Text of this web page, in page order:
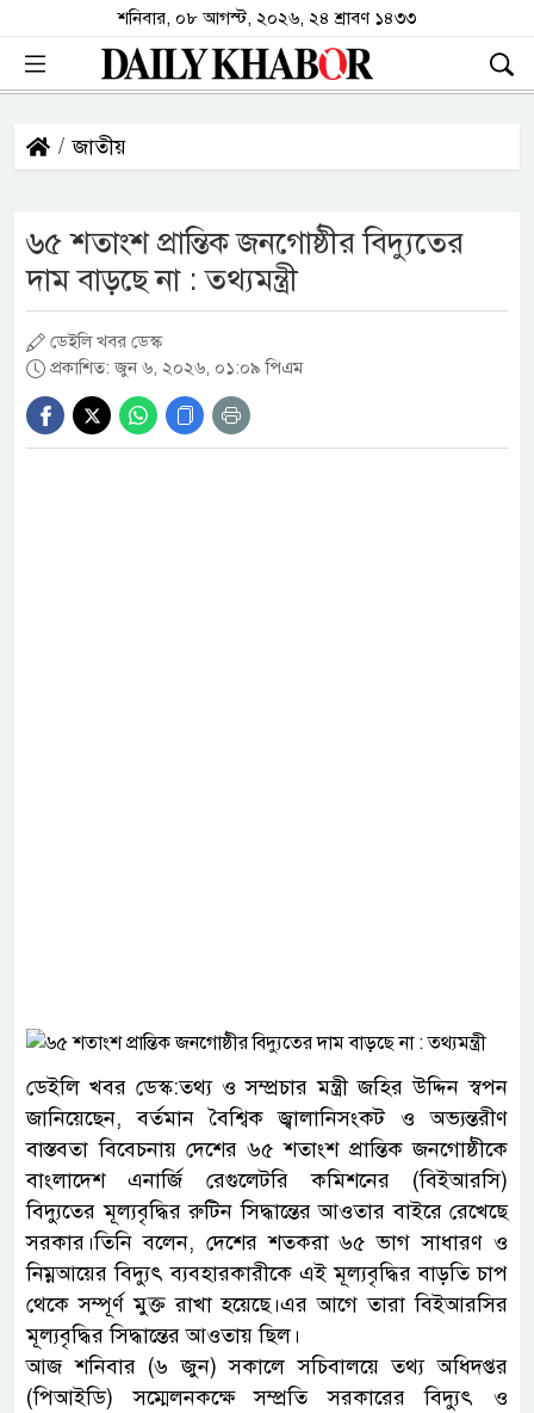
শনিবার, ০৮ আগস্ট, ২০২৬, ২৪ শ্রাবণ ১৪৩৩
জাতীয়
৬৫ শতাংশ প্রান্তিক জনগোষ্ঠীর বিদ্যুতের
দাম বাড়ছে না : তথ্যমন্ত্রী
ডেইলি খবর ডেস্ক
প্রকাশিত: জুন ৬, ২০২৬, ০১:০৯ পিএম
ডেইলি খবর ডেস্ক:তথ্য ও সম্প্রচার মন্ত্রী জহির উদ্দিন স্বপন
জানিয়েছেন, বর্তমান বৈশ্বিক জ্বালানিসংকট ও অভ্যন্তরীণ
বাস্তবতা বিবেচনায় দেশের ৬৫ শতাংশ প্রান্তিক জনগোষ্ঠীকে
বাংলাদেশ এনার্জি রেগুলেটরি কমিশনের (বিইআরসি)
বিদ্যুতের মূল্যবৃদ্ধির রুটিন সিদ্ধান্তের আওতার বাইরে রেখেছে
সরকার।তিনি বলেন, দেশের শতকরা ৬৫ ভাগ সাধারণ ও
নিম্নআয়ের বিদ্যুৎ ব্যবহারকারীকে এই মূল্যবৃদ্ধির বাড়তি চাপ
থেকে সম্পূর্ণ মুক্ত রাখা হয়েছে।এর আগে তারা বিইআরসির
মূল্যবৃদ্ধির সিদ্ধান্তের আওতায় ছিল।
আজ শনিবার (৬ জুন) সকালে সচিবালয়ে তথ্য অধিদপ্তর
(পিআইডি) সম্মেলনকক্ষে সম্প্রতি সরকারের বিদ্যুৎ ও